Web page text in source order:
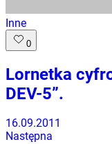
Inne
0
Lornetka
DEV-5”.
16.09.2011
Następna